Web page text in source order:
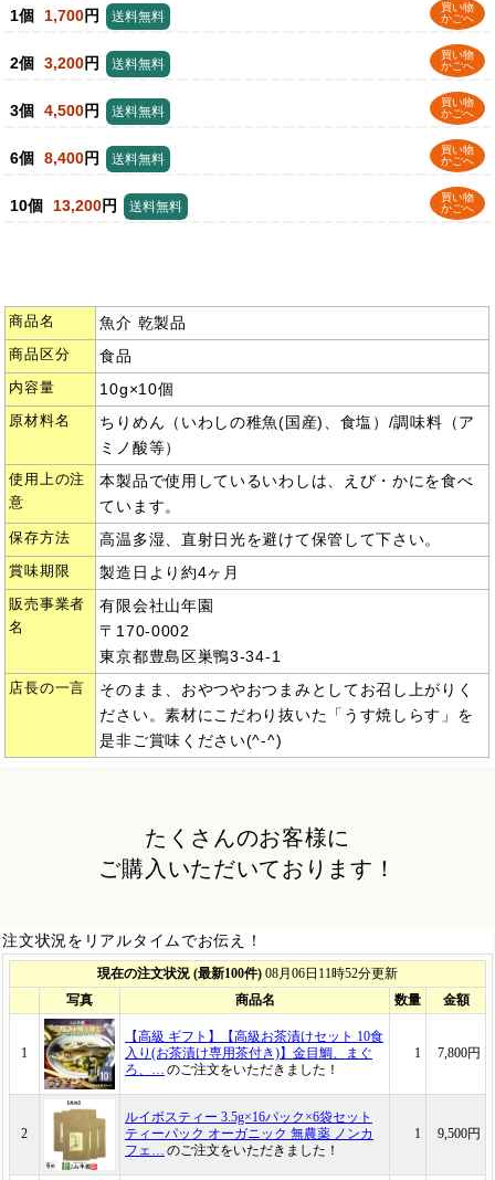
1個 1,700円
買い物
かごへ
送料無料
2個 3,200円
買い物
かごへ
送料無料
3個 4,500円
買い物
かごへ
送料無料
6個 8,400円
買い物
かごへ
送料無料
10個 13,200円
買い物
かごへ
送料無料
商品名 魚介 乾製品
商品区分 食品
内容量 10g×10個
原材料名
ちりめん（いわしの稚魚(国産)、食塩）/調味料（ア
ミノ酸等）
使用上の注
意
本製品で使用しているいわしは、えび・かにを食べ
ています。
保存方法 高温多湿、直射日光を避けて保管して下さい。
賞味期限 製造日より約4ヶ月
販売事業者
名
有限会社山年園
〒170-0002
東京都豊島区巣鴨3-34-1
店長の一言
そのまま、おやつやおつまみとしてお召し上がりく
ださい。素材にこだわり抜いた「うす焼しらす」を
是非ご賞味ください(^-^)
たくさんのお客様に
ご購入いただいております！
注文状況をリアルタイムでお伝え！